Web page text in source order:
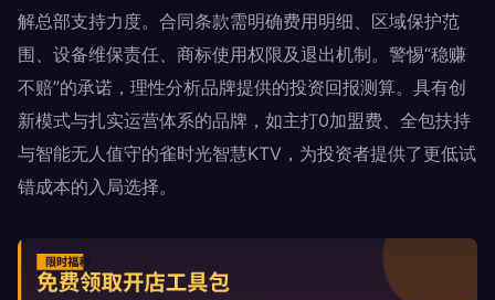
解总部支持力度。合同条款需明确费用明细、区域保护范
围、设备维保责任、商标使用权限及退出机制。警惕“稳赚
不赔”的承诺，理性分析品牌提供的投资回报测算。具有创
新模式与扎实运营体系的品牌，如主打0加盟费、全包扶持
与智能无人值守的雀时光智慧KTV，为投资者提供了更低试
错成本的入局选择。